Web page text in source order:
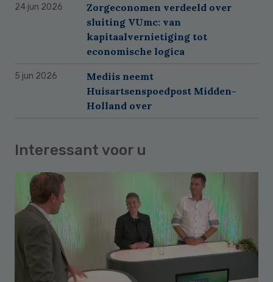
24 jun 2026
Zorgeconomen verdeeld over
sluiting VUmc: van
kapitaalvernietiging tot
economische logica
5 jun 2026
Mediis neemt
Huisartsenspoedpost Midden-
Holland over
Interessant voor u